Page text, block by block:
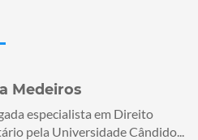
Medeiros
especialista em Direito
pela Universidade Cândido...